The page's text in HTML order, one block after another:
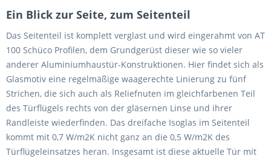
Ein Blick zur Seite, zum Seitenteil
Das Seitenteil ist komplett verglast und wird eingerahmt von AT
100 Schüco Profilen, dem Grundgerüst dieser wie so vieler
anderer Aluminiumhaustür-Konstruktionen. Hier findet sich als
Glasmotiv eine regelmäßige waagerechte Linierung zu fünf
Strichen, die sich auch als Reliefnuten im gleichfarbenen Teil
des Türflügels rechts von der gläsernen Linse und ihrer
Randleiste wiederfinden. Das dreifache Isoglas im Seitenteil
kommt mit 0,7 W/m2K nicht ganz an die 0,5 W/m2K des
Türflügeleinsatzes heran. Insgesamt ist diese aktuelle Tür mit